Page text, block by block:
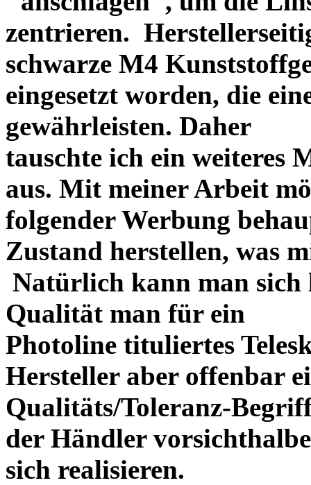
zentrieren.
schwarze M4
eingesetzt worden, die
gewährleisten. Daher
tauschte ich ein weiteres
aus. Mit meiner Arbeit
folgender Werbung
Zustand herstellen, was
Natürlich kann man sich
Qualität man für ein
Photoline tituliertes
Hersteller aber offenbar
Qualitäts/Toleranz-
der Händler
sich realisieren.